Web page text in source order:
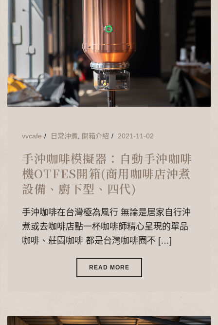
vvcafe 日常沖煮, 開箱介紹 2021-11-02
手沖咖啡模擬器：自動手沖咖啡
機OTFES開箱(商用咖啡店沖煮
設備、廚下型、四代)
手沖咖啡在台灣極為風行 無論是居家自行沖
煮或去咖啡店點一杯咖啡師精心呈現的單品
咖啡、莊園咖啡 都是台灣咖啡圈不 […]
READ MORE